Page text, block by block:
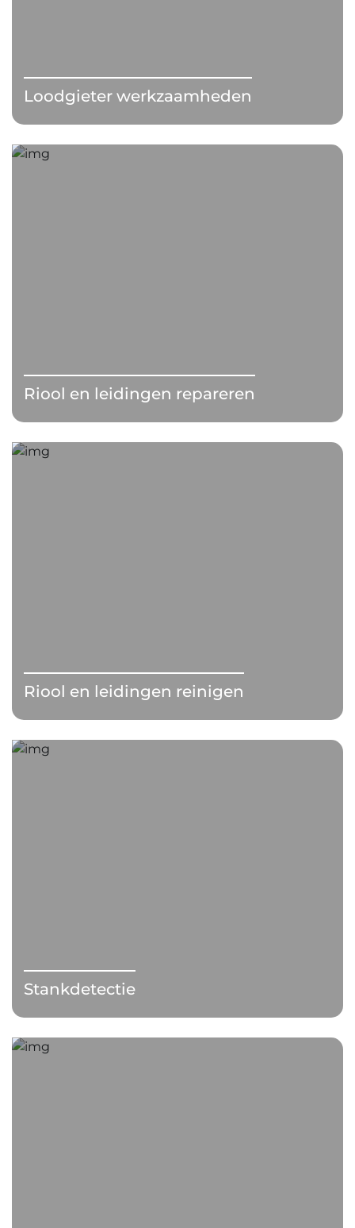
Loodgieter werkzaamheden
Riool en leidingen repareren
Riool en leidingen reinigen
Stankdetectie